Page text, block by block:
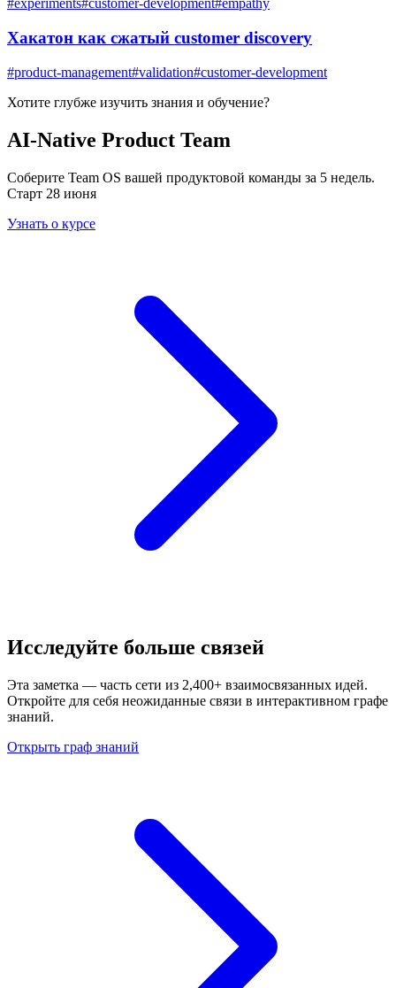
#experiments#customer-development#empathy
Хакатон как сжатый customer discovery
#product-management#validation#customer-development
Хотите глубже изучить знания и обучение?
AI-Native Product Team
Соберите Team OS вашей продуктовой команды за 5 недель.
Старт 28 июня
Узнать о курсе
Исследуйте больше связей
Эта заметка — часть сети из 2,400+ взаимосвязанных идей.
Откройте для себя неожиданные связи в интерактивном графе
знаний.
Открыть граф знаний